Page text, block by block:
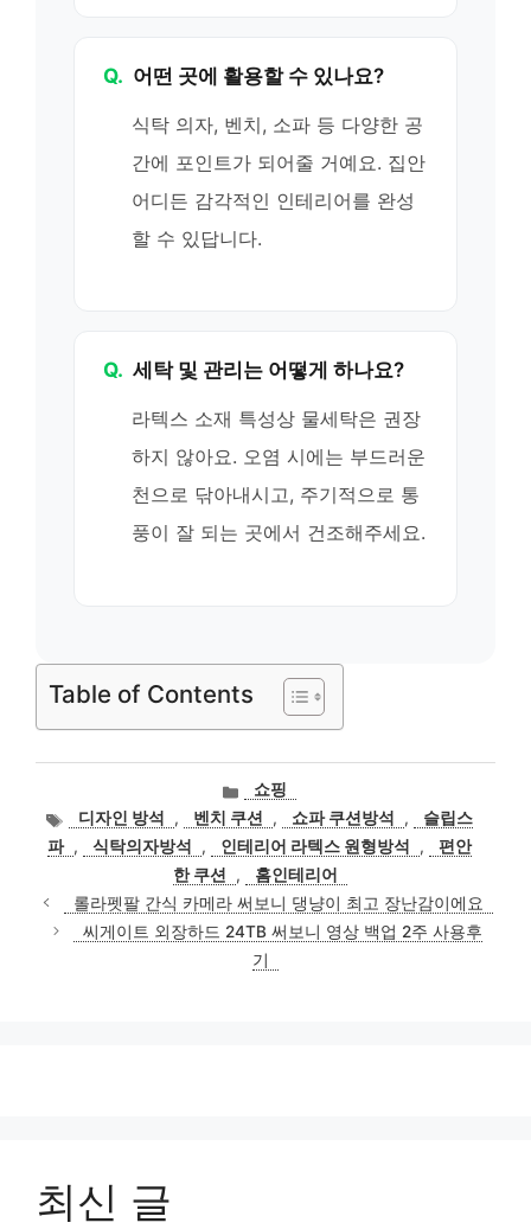
Q. 어떤 곳에 활용할 수 있나요?
식탁 의자, 벤치, 소파 등 다양한 공
간에 포인트가 되어줄 거예요. 집안
어디든 감각적인 인테리어를 완성
할 수 있답니다.
Q. 세탁 및 관리는 어떻게 하나요?
라텍스 소재 특성상 물세탁은 권장
하지 않아요. 오염 시에는 부드러운
천으로 닦아내시고, 주기적으로 통
풍이 잘 되는 곳에서 건조해주세요.
Table of Contents
카
테
고
리
쇼핑
태디자인 방석 , 벤치 쿠션 , 쇼파 쿠션방석 ,
슬립스
파 , 식탁의자방석 , 인테리어 라텍스 원형방석 ,
편안
한 쿠션
,
홈인테리어
롤라펫팔 간식 카메라 써보니 댕냥이 최고 장난감이에요
씨게이트 외장하드 24TB 써보니 영상 백업 2주 사용후
기
최신 글